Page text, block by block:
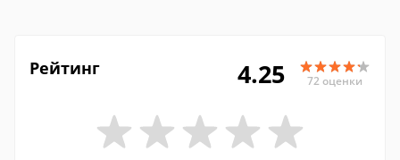
Рейтинг 4.25 72 оценки